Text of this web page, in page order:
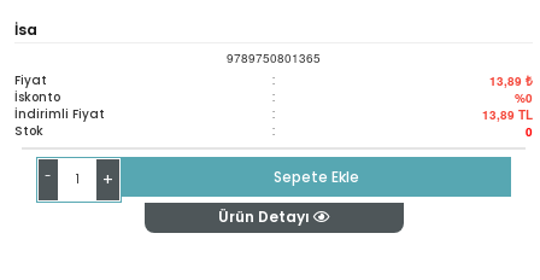
İsa
9789750801365
Fiyat : 13,89 ₺
İskonto : %0
İndirimli Fiyat : 13,89 TL
Stok : 0
- +
Sepete Ekle
Ürün Detayı